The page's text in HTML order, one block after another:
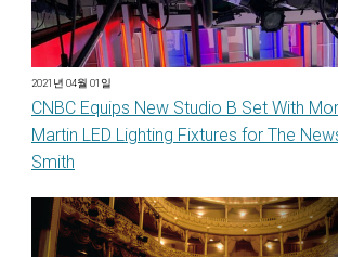
2021년 04월 01일
CNBC Equips New Studio B Set With
Martin LED Lighting Fixtures for The
Smith